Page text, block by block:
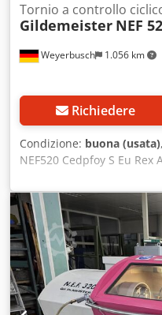
Weyerbusch 1.056 km
Tornio a controllo
Gildemeister NEF
Richiedere
Condizione: buona (usata)
NEF520 Cedpfoy S Eu